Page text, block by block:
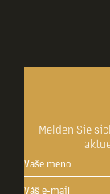
Melden Sie